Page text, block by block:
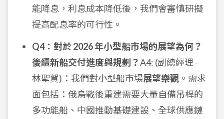
能降息，利息成本降低後，我們會審慎研擬
提高配息率的可行性。
Q4：對於 2026 年小型船市場的展望為何？
後續新船交付進度與規劃？A4: (副總經理 -
林聖賀)：我們對小型船市場展望樂觀 。需求
面包括：俄烏戰後重建需要大量自備吊桿的
多功能船、中國推動基礎建設、全球供應鏈